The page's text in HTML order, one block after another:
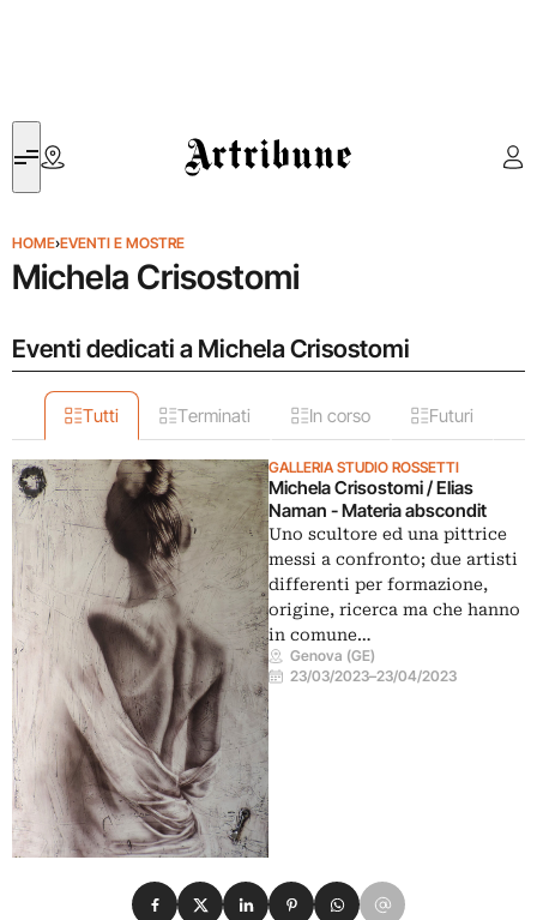
Artribune
HOME›EVENTI E MOSTRE
Michela Crisostomi
Eventi dedicati a Michela Crisostomi
Tutti Terminati In corso Futuri
GALLERIA STUDIO ROSSETTI
Michela Crisostomi / Elias
Naman - Materia abscondit
Uno scultore ed una pittrice
messi a confronto; due artisti
differenti per formazione,
origine, ricerca ma che hanno
in comune…
Genova (GE)
23/03/2023–23/04/2023
Condividi su Facebook
Condividi su X
Condividi su LinkedIn
Condividi su Pinterest
Condividi su WhatsApp
Condividi su Email